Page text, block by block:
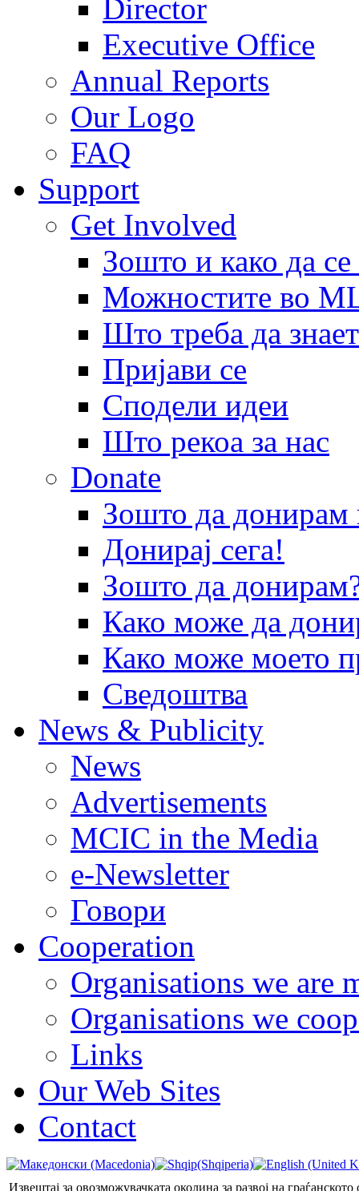
Director
Executive Office
Annual Reports
Our Logo
FAQ
Support
Get Involved
Зошто и како да
Можностите во
Што треба да
Пријави се
Сподели идеи
Што рекоа за нас
Donate
Зошто да
Донирај сега!
Зошто да
Како може да
Како може моето
Сведоштва
News & Publicity
News
Advertisements
MCIC in the Media
e-Newsletter
Говори
Cooperation
Organisations we are
Organisations we
Links
Our Web Sites
Contact
Извештај за овозможувачката околина за развој на